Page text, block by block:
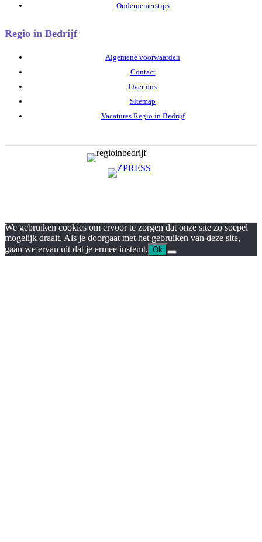
Ondernemerstips
Regio in Bedrijf
Algemene voorwaarden
Contact
Over ons
Sitemap
Vacatures Regio in Bedrijf
We gebruiken cookies om ervoor te zorgen dat onze site zo soepel
mogelijk draait. Als je doorgaat met het gebruiken van deze site,
gaan we ervan uit dat je ermee instemt. Ok